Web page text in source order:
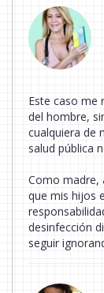
Este caso me
del hombre,
cualquiera de
salud pública
Como madre,
que mis hijos
desinfección
seguir